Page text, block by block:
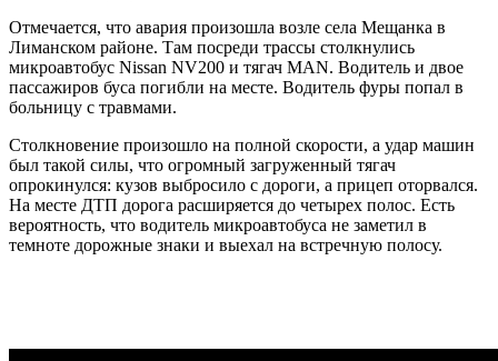
Отмечается, что авария произошла возле села Мещанка в
Лиманском районе. Там посреди трассы столкнулись
микроавтобус Nissan NV200 и тягач MAN. Водитель и двое
пассажиров буса погибли на месте. Водитель фуры попал в
больницу с травмами.
Столкновение произошло на полной скорости, а удар машин
был такой силы, что огромный загруженный тягач
опрокинулся: кузов выбросило с дороги, а прицеп оторвался.
На месте ДТП дорога расширяется до четырех полос. Есть
вероятность, что водитель микроавтобуса не заметил в
темноте дорожные знаки и выехал на встречную полосу.